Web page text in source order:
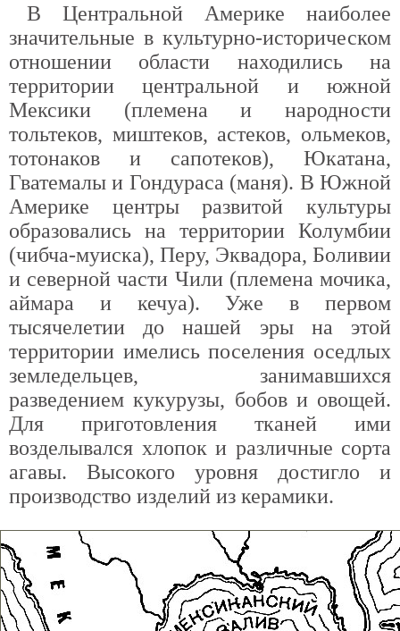
В Центральной Америке наиболее
значительные в культурно-историческом
отношении области находились на
территории центральной и южной
Мексики (племена и народности
тольтеков, миштеков, астеков, ольмеков,
тотонаков и сапотеков), Юкатана,
Гватемалы и Гондураса (маня). В Южной
Америке центры развитой культуры
образовались на территории Колумбии
(чибча-муиска), Перу, Эквадора, Боливии
и северной части Чили (племена мочика,
аймара и кечуа). Уже в первом
тысячелетии до нашей эры на этой
территории имелись поселения оседлых
земледельцев, занимавшихся
разведением кукурузы, бобов и овощей.
Для приготовления тканей ими
возделывался хлопок и различные сорта
агавы. Высокого уровня достигло и
производство изделий из керамики.